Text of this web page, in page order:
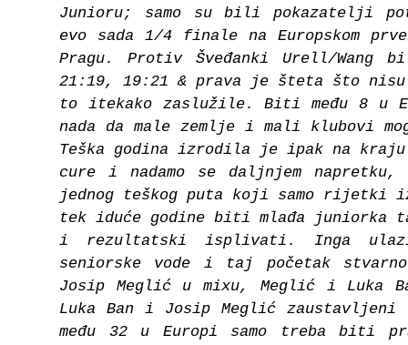
Junioru; samo su bili pokazatelji
evo sada 1/4 finale na Europskom
Pragu. Protiv Šveđanki Urell/Wang
21:19, 19:21 & prava je šteta što
to itekako zaslužile. Biti među 8 u
nada da male zemlje i mali klubovi
Teška godina izrodila je ipak na
cure i nadamo se daljnjem
jednog teškog puta koji samo rijetki
tek iduće godine biti mlađa juniorka
i rezultatski isplivati. Inga
seniorske vode i taj početak
Josip Meglić u mixu, Meglić i Luka
Luka Ban i Josip Meglić
među 32 u Europi samo treba biti